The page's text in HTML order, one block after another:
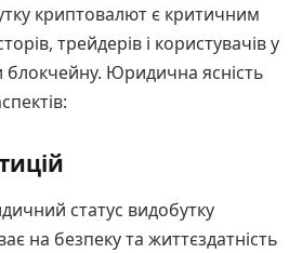
криптовалют є критичним
трейдерів і користувачів у
блокчейну. Юридична ясність
статус видобутку
на безпеку та життєздатність